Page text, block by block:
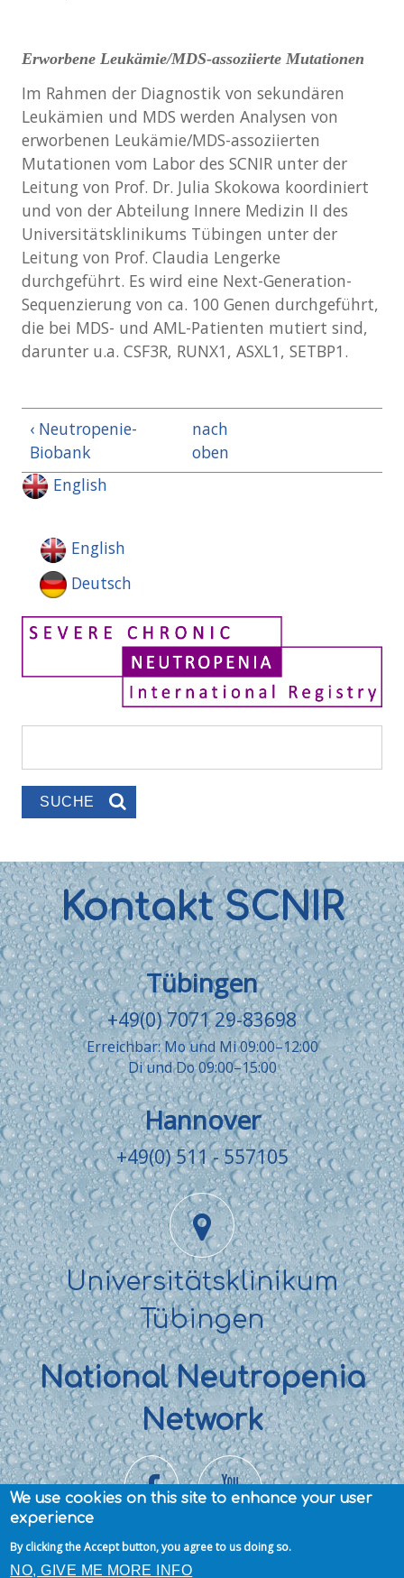
Erworbene Leukämie/MDS-assoziierte Mutationen
Im Rahmen der Diagnostik von sekundären
Leukämien und MDS werden Analysen von
erworbenen Leukämie/MDS-assoziierten
Mutationen vom Labor des SCNIR unter der
Leitung von Prof. Dr. Julia Skokowa koordiniert
und von der Abteilung Innere Medizin II des
Universitätsklinikums Tübingen unter der
Leitung von Prof. Claudia Lengerke
durchgeführt. Es wird eine Next-Generation-
Sequenzierung von ca. 100 Genen durchgeführt,
die bei MDS- und AML-Patienten mutiert sind,
darunter u.a. CSF3R, RUNX1, ASXL1, SETBP1.
‹ Neutropenie-
Biobank
nach
oben
English
English
Deutsch
Kontakt SCNIR
Tübingen
+49(0) 7071 29-83698
Erreichbar: Mo und Mi 09:00–12:00
Di und Do 09:00–15:00
Hannover
+49(0) 511 - 557105
Universitätsklinikum
Tübingen
National Neutropenia
Network
Privacy Policy
Copyright © SCNIR – Severe
We use cookies on this site to enhance your user
experience
By clicking the Accept button, you agree to us doing so.
NO, GIVE ME MORE INFO